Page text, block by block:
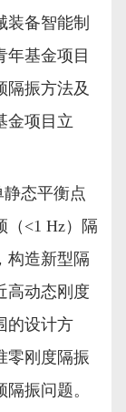
备智能制
年基金项目
隔振方法及
金项目立
态平衡点
（<1 Hz）隔
构造新型隔
高动态刚度
的设计方
零刚度隔振
振问题。